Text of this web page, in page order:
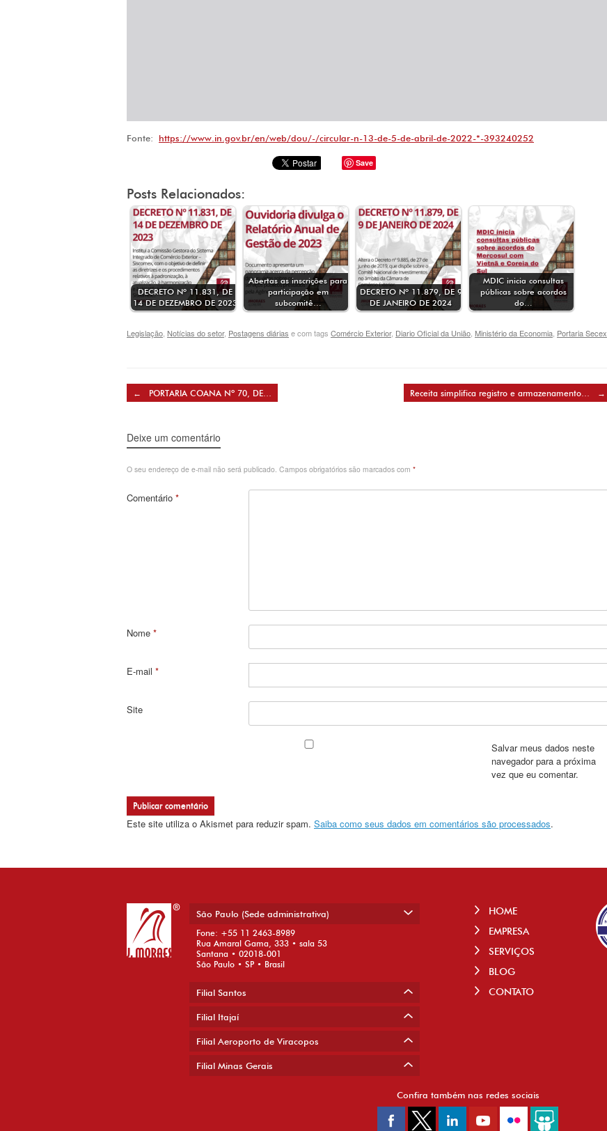
Fonte: https://www.in.gov.br/en/web/dou/-/circular-n-13-de-5-de-abril-de-2022-*-393240252
Save
Posts Relacionados:
DECRETO Nº 11.831, DE
14 DE DEZEMBRO DE 2023
Abertas as inscrições para
participação em
subcomitê…
DECRETO Nº 11.879, DE 9
DE JANEIRO DE 2024
MDIC inicia consultas
públicas sobre acordos
do…
Legislação Notícias do setor, Postagens diárias e com tags Comércio Exterior, Diario Oficial da União Ministério da Economia Portaria Secex
Post navigation
← PORTARIA COANA Nº 70, DE… Receita simplifica registro e armazenamento… →
Deixe um comentário
O seu endereço de e-mail não será publicado. Campos obrigatórios são marcados com *
Comentário *
Nome *
E-mail *
Site
Salvar meus dados neste
navegador para a próxima
vez que eu comentar.
Este site utiliza o Akismet para reduzir spam. Saiba como seus dados em comentários são processados.
São Paulo (Sede administrativa)
Fone: +55 11 2463-8989
Rua Amaral Gama, 333 • sala 53
Santana • 02018-001
São Paulo • SP • Brasil
Filial Santos
Filial Itajaí
Filial Aeroporto de Viracopos
Filial Minas Gerais
HOME
EMPRESA
SERVIÇOS
BLOG
CONTATO
Confira também nas redes sociais